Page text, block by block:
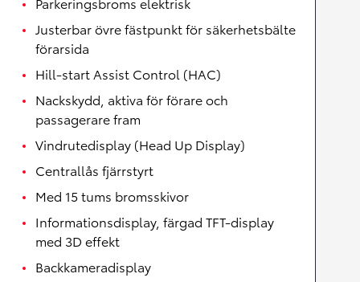
Justerbar övre fästpunkt för säkerhetsbälte
förarsida
Hill-start Assist Control (HAC)
Nackskydd, aktiva för förare och
passagerare fram
Vindrutedisplay (Head Up Display)
Centrallås fjärrstyrt
Med 15 tums bromsskivor
Informationsdisplay, färgad TFT-display
med 3D effekt
Backkameradisplay